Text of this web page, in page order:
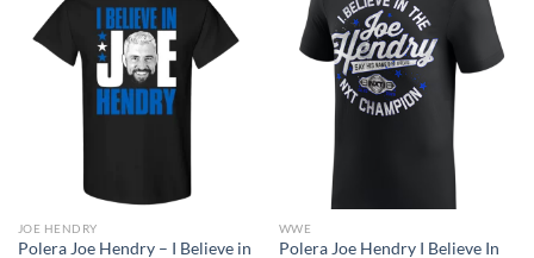
JOE HENDRY
Polera Joe Hendry – I Believe in
WWE
Polera Joe Hendry I Believe In